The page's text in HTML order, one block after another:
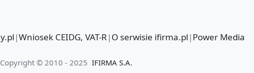
|Wniosek CEIDG, VAT-R |O serwisie ifirma.pl |Power Media
Copyright © 2010 - 2025 IFIRMA S.A.